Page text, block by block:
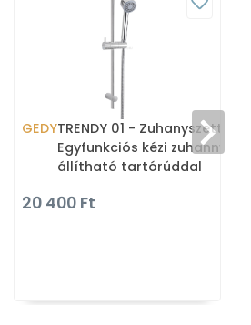
GEDYTRENDY 01 - Zuhanyszett -
Egyfunkciós kézi zuhannyal,
állítható tartórúddal
20 400 Ft